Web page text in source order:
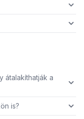
átalakíthatják a
is?